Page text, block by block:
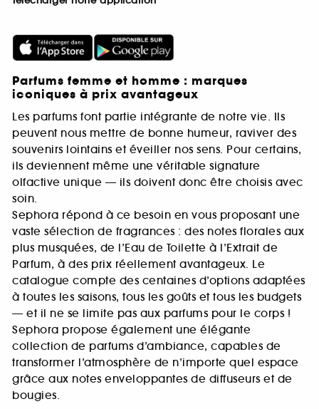
Parfums femme et homme : marques
iconiques à prix avantageux
Les parfums font partie intégrante de notre vie. Ils
peuvent nous mettre de bonne humeur, raviver des
souvenirs lointains et éveiller nos sens. Pour certains,
ils deviennent même une véritable signature
olfactive unique — ils doivent donc être choisis avec
soin.
Sephora répond à ce besoin en vous proposant une
vaste sélection de fragrances : des notes florales aux
plus musquées, de l’Eau de Toilette à l’Extrait de
Parfum, à des prix réellement avantageux. Le
catalogue compte des centaines d’options adaptées
à toutes les saisons, tous les goûts et tous les budgets
— et il ne se limite pas aux parfums pour le corps !
Sephora propose également une élégante
collection de parfums d’ambiance, capables de
transformer l’atmosphère de n’importe quel espace
grâce aux notes enveloppantes de diffuseurs et de
bougies.